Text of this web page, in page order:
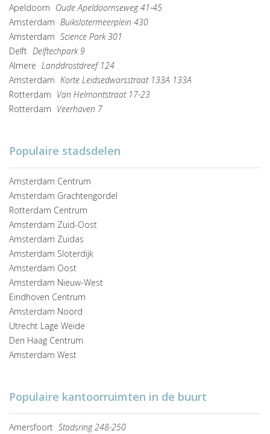
Apeldoorn Oude Apeldoornseweg 41-45
Amsterdam Buikslotermeerplein 430
Amsterdam Science Park 301
Delft Delftechpark 9
Almere Landdrostdreef 124
Amsterdam Korte Leidsedwarsstraat 133A 133A
Rotterdam Van Helmontstraat 17-23
Rotterdam Veerhaven 7
Populaire stadsdelen
Amsterdam Centrum
Amsterdam Grachtengordel
Rotterdam Centrum
Amsterdam Zuid-Oost
Amsterdam Zuidas
Amsterdam Sloterdijk
Amsterdam Oost
Amsterdam Nieuw-West
Eindhoven Centrum
Amsterdam Noord
Utrecht Lage Weide
Den Haag Centrum
Amsterdam West
Populaire kantoorruimten in de buurt
Amersfoort Stadsring 248-250